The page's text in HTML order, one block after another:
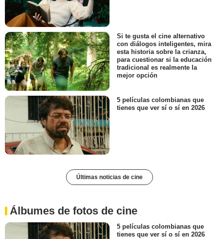
Si te gusta el cine alternativo
con diálogos inteligentes, mira
esta historia sobre la crianza,
para cuestionar si la educación
tradicional es realmente la
mejor opción
5 películas colombianas que
tienes que ver sí o sí en 2026
Últimas noticias de cine
Álbumes de fotos de cine
5 películas colombianas que
tienes que ver sí o sí en 2026